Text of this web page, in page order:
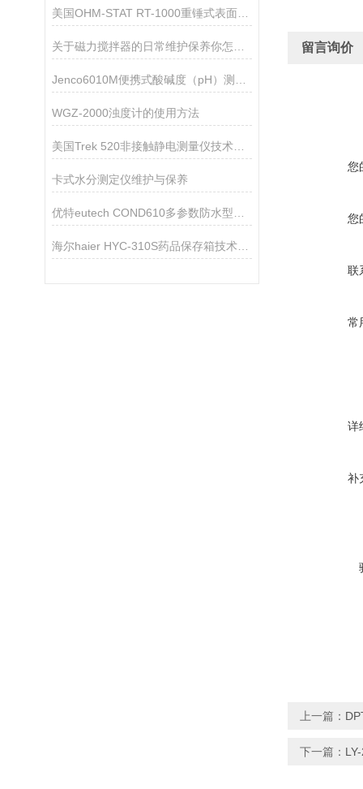
美国OHM-STAT RT-1000重锤式表面电阻测试仪
WGZ-2000浊度计的使用方法
美国Trek 520非接触静电测量仪技术参数
卡式水分测定仪维护与保养
海尔haier HYC-310S药品保存箱技术参数
留言询价
您
您
联
常
详
补
上一篇：
下一篇：